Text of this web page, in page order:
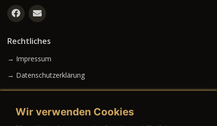
Rechtliches
→ Impressum
→ Datenschutzerklärung
Wir verwenden Cookies